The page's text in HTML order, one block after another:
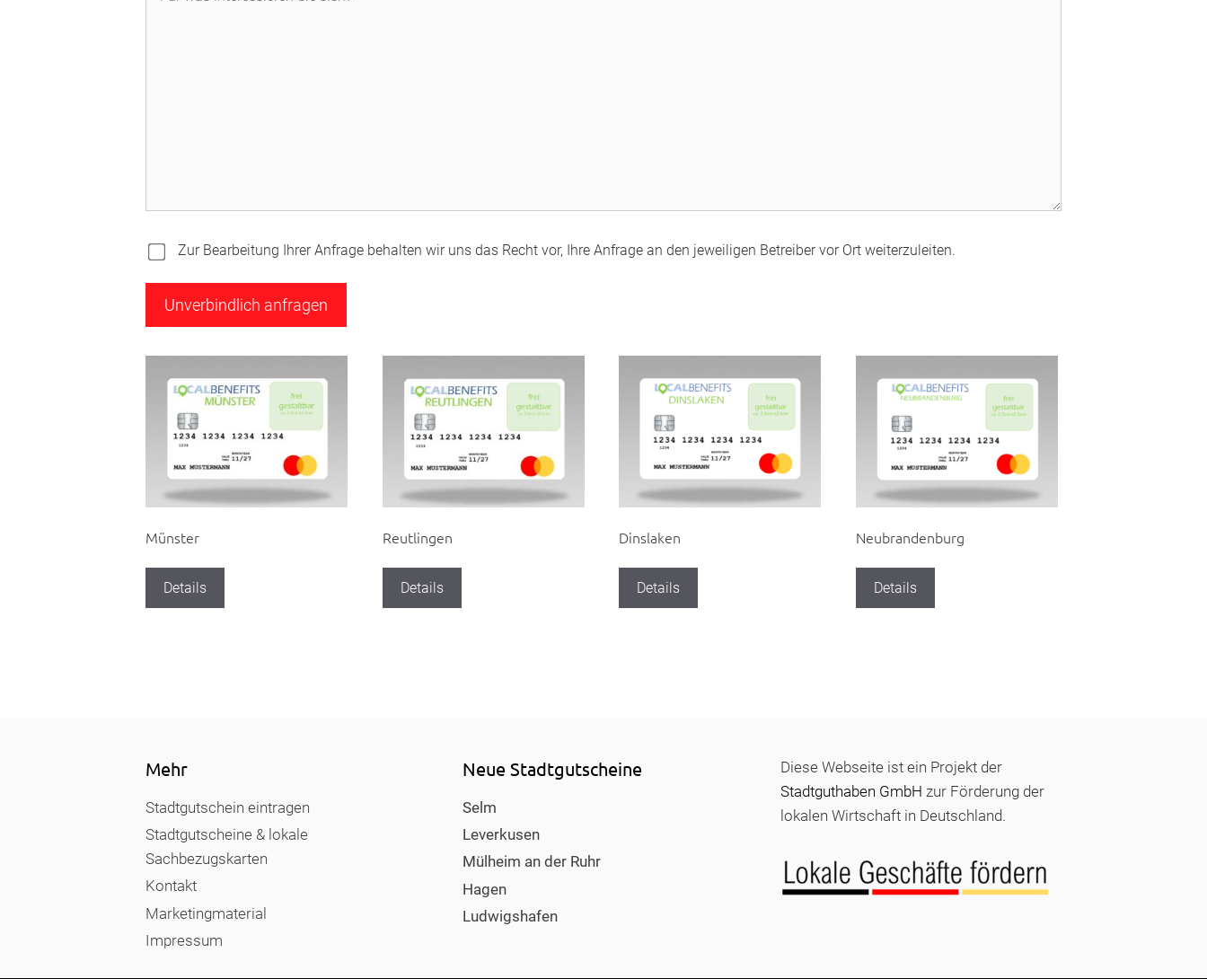
Zur Bearbeitung Ihrer Anfrage behalten wir uns das Recht vor, Ihre Anfrage an den jeweiligen Betreiber vor Ort weiterzuleiten.
Münster
Details
Reutlingen
Details
Dinslaken
Details
Neubrandenburg
Details
Mehr
Stadtgutschein eintragen
Stadtgutscheine & lokale
Sachbezugskarten
Kontakt
Marketingmaterial
Impressum
Neue Stadtgutscheine
Selm
Leverkusen
Mülheim an der Ruhr
Hagen
Ludwigshafen
Diese Webseite ist ein Projekt der
Stadtguthaben GmbH zur Förderung der
lokalen Wirtschaft in Deutschland.